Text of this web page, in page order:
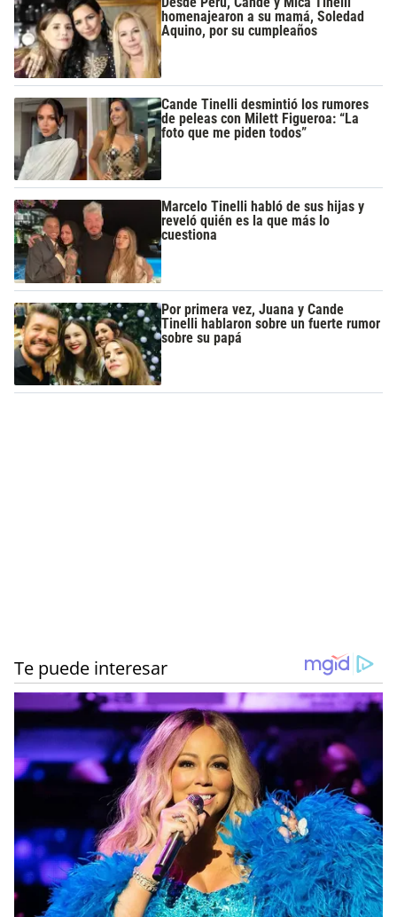
homenajearon a su mamá, Soledad
Aquino, por su cumpleaños
Cande Tinelli desmintió los rumores
de peleas con Milett Figueroa: “La
foto que me piden todos”
Marcelo Tinelli habló de sus hijas y
reveló quién es la que más lo
cuestiona
Por primera vez, Juana y Cande
Tinelli hablaron sobre un fuerte rumor
sobre su papá